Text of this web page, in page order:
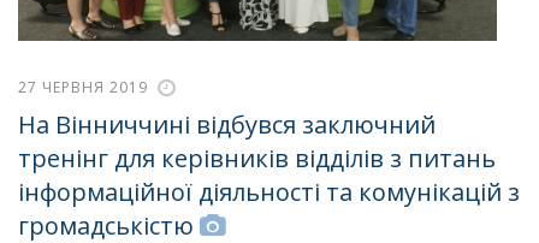
27 ЧЕРВНЯ 2019
На Вінниччині відбувся заключний
тренінг для керівників відділів з питань
інформаційної діяльності та комунікацій з
громадськістю